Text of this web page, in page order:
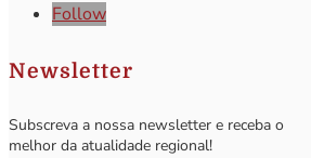
Follow
Newsletter
Subscreva a nossa newsletter e receba o
melhor da atualidade regional!